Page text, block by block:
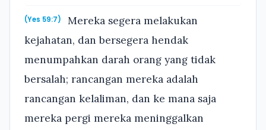
(Yes 59:7)
Mereka segera melakukan
kejahatan, dan bersegera hendak
menumpahkan darah orang yang tidak
bersalah; rancangan mereka adalah
rancangan kelaliman, dan ke mana saja
mereka pergi mereka meninggalkan